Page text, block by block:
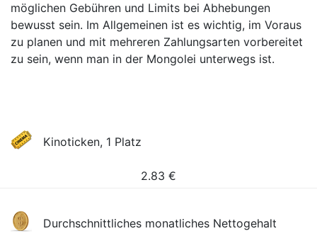
möglichen Gebühren und Limits bei Abhebungen
bewusst sein. Im Allgemeinen ist es wichtig, im Voraus
zu planen und mit mehreren Zahlungsarten vorbereitet
zu sein, wenn man in der Mongolei unterwegs ist.
Kinoticken, 1 Platz
2.83 €
Durchschnittliches monatliches Nettogehalt